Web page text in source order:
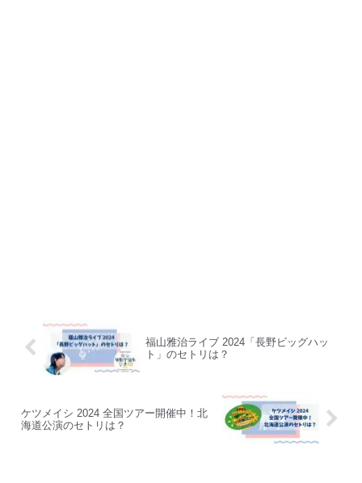
福山雅治ライブ 2024「長野ビッグハッ
ト」のセトリは？
ケツメイシ 2024 全国ツアー開催中！北
海道公演のセトリは？